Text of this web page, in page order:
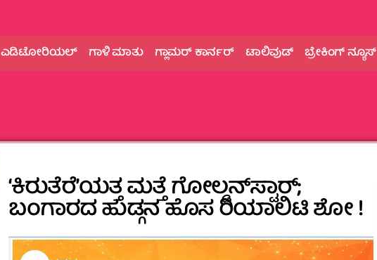
ಎಡಿಟೋರಿಯಲ್ ಗಾಳಿ ಮಾತು ಗ್ಲಾಮರ್‌ ಕಾರ್ನರ್ ಟಾಲಿವುಡ್ ಬ್ರೇಕಿಂಗ್‌ ನ್ಯೂಸ್
‘ಕಿರುತೆರೆ’ಯತ್ತ ಮತ್ತೆ ಗೋಲ್ಡನ್‌ಸ್ಟಾರ್;
ಬಂಗಾರದ ಹುಡ್ಗನ ಹೊಸ ರಿಯಾಲಿಟಿ ಶೋ !